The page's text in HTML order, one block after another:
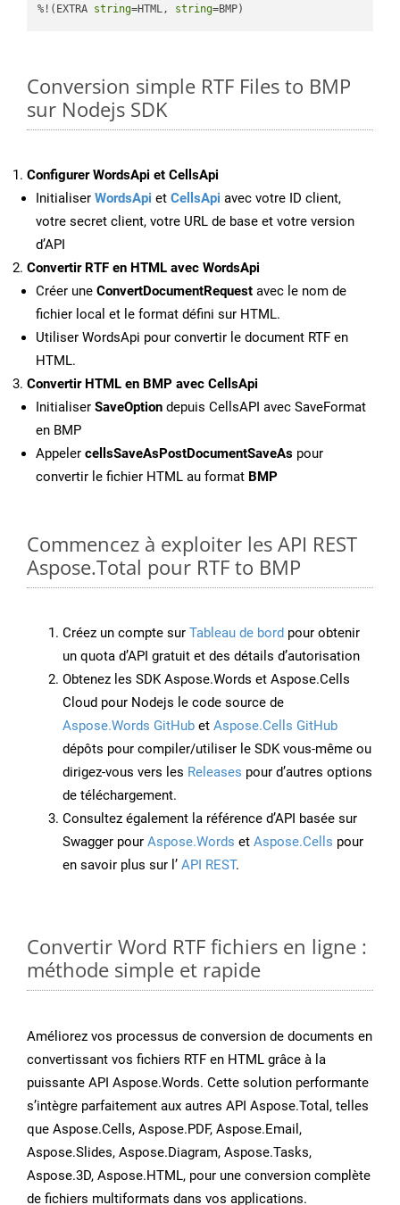
%!(EXTRA string=HTML, string=BMP)
Conversion simple RTF Files to BMP
sur Nodejs SDK
Configurer WordsApi et CellsApi
Initialiser WordsApi et CellsApi avec votre ID client,
votre secret client, votre URL de base et votre version
d’API
Convertir RTF en HTML avec WordsApi
Créer une ConvertDocumentRequest avec le nom de
fichier local et le format défini sur HTML.
Utiliser WordsApi pour convertir le document RTF en
HTML.
Convertir HTML en BMP avec CellsApi
Initialiser SaveOption depuis CellsAPI avec SaveFormat
en BMP
Appeler cellsSaveAsPostDocumentSaveAs pour
convertir le fichier HTML au format BMP
Commencez à exploiter les API REST
Aspose.Total pour RTF to BMP
Créez un compte sur Tableau de bord pour obtenir
un quota d’API gratuit et des détails d’autorisation
Obtenez les SDK Aspose.Words et Aspose.Cells
Cloud pour Nodejs le code source de
Aspose.Words GitHub et Aspose.Cells GitHub
dépôts pour compiler/utiliser le SDK vous-même ou
dirigez-vous vers les Releases pour d’autres options
de téléchargement.
Consultez également la référence d’API basée sur
Swagger pour Aspose.Words et Aspose.Cells pour
en savoir plus sur l’ API REST.
Convertir Word RTF fichiers en ligne :
méthode simple et rapide
Améliorez vos processus de conversion de documents en
convertissant vos fichiers RTF en HTML grâce à la
puissante API Aspose.Words. Cette solution performante
s’intègre parfaitement aux autres API Aspose.Total, telles
que Aspose.Cells, Aspose.PDF, Aspose.Email,
Aspose.Slides, Aspose.Diagram, Aspose.Tasks,
Aspose.3D, Aspose.HTML, pour une conversion complète
de fichiers multiformats dans vos applications.